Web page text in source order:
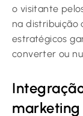
o visitante
na distribuição
estratégicos
converter ou